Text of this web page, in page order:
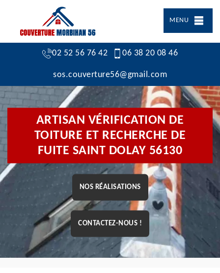
MENU
02 52 56 76 42 06 38 20 08 46
sos.couverture56@gmail.com
ARTISAN VÉRIFICATION DE
TOITURE ET RECHERCHE DE
FUITE SAINT DOLAY 56130
NOS RÉALISATIONS
CONTACTEZ-NOUS !